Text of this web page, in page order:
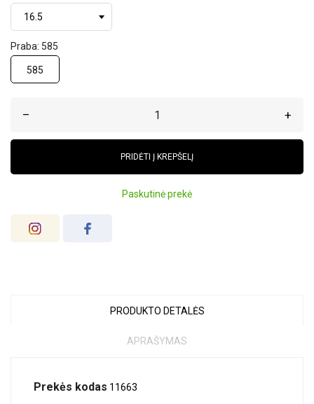
Praba: 585
585
– +
PRIDĖTI Į KREPŠELĮ
Paskutinė prekė
PRODUKTO DETALĖS
APRAŠYMAS
Prekės kodas 11663